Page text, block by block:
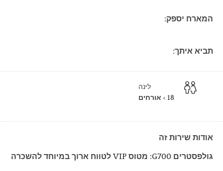
המארח יספק:
תביא איתך:
לינה
18 > אורחים
אודות שירות זה
גולפסטרים G700: מטוס VIP לטווח ארוך במיוחד להשכרה